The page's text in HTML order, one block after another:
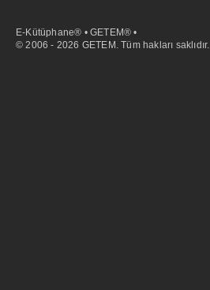
E-Kütüphane® • GETEM® •
© 2006 - 2026 GETEM. Tüm hakları saklıdır.